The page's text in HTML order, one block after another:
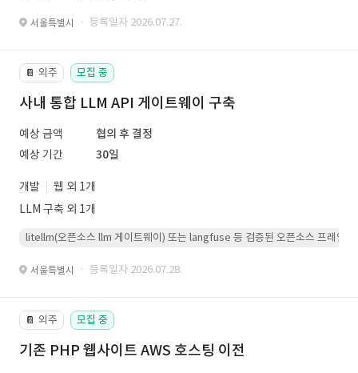
서울특별시 · 등록일자 2026.07.27.
📔 외주 모집 중
사내 통합 LLM API 게이트웨이 구축
예상 금액
협의 후 결정
예상 기간
30일
개발
웹 외 1개
LLM 구축 외 1개
litellm(오픈소스 llm 게이트웨이) 또는 langfuse 등 검증된 오픈소스 프레임워
서울특별시 · 등록일자 2026.07.28.
📔 외주 모집 중
기존 PHP 웹사이트 AWS 호스팅 이전